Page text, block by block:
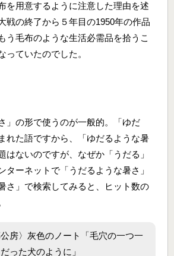
を用意するように注意した理由を述
戦の終了から５年目の1950年の作品
う毛布のような生活必需品を拾うこ
っていたのでした。
」の形で使うのが一般的。「ゆだ
れた語ですから、「ゆだるような暑
はないのですが、なぜか「うだる」
ターネットで「うだるような暑さ」
さ」で検索してみると、ヒット数の
房〉灰色のノート「毛穴の一つ一
った犬のように」